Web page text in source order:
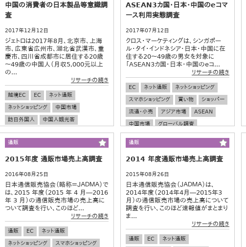
中国の消費者の日本製品等意識調
査
2017年12月12日
ジェトロは2017年8月、北京市、上海
市、広東省広州市、湖北省武漢市、重
慶市、四川省成都市に居住する20歳
～49歳の中国人（月収5,000元以上
の...
リサーチの続き
越境EC EC
ネット通販
ネットショッピング
中国市場
訪日外国人
中国人観光客
日本旅行
買い物
ショッパー
グローバル調査
ASEAN3カ国・日本・中国のeコマ
ース利用実態調査
2017年07月12日
クロス・マーケティングは、シンガポー
ル・タイ・インドネシア・日本・中国に在
住する20～49歳の男女を対象に
「ASEAN3カ国・日本・中国のeコ...
リサーチの続き
EC ネット通販
ネットショッピング
スマホショッピング
買い物
ショッパー
流通・小売
アジア市場
ASEAN
中国市場
グローバル調査
通販
2015年度 通販市場売上高調査
2016年08月25日
日本通信販売協会（略称＝ＪＡＤＭＡ）で
は、2015 年度（2015 年 4 月―2016
年 3 月）の通信販売市場の売上高に
ついて調査を行い、このほど...
リサーチの続き
通販 EC
ネット通販
ネットショッピング
スマホショッピング
通販
2014 年度通販市場売上高調査
2015年08月26日
日本通信販売協会（ＪＡＤＭＡ）は、
2014年度（2014年4月―2015年3
月）の通信販売市場の売上高について
調査を行い、このほど速報値がまとまり
ま...
リサーチの続き
通販 EC
ネット通販